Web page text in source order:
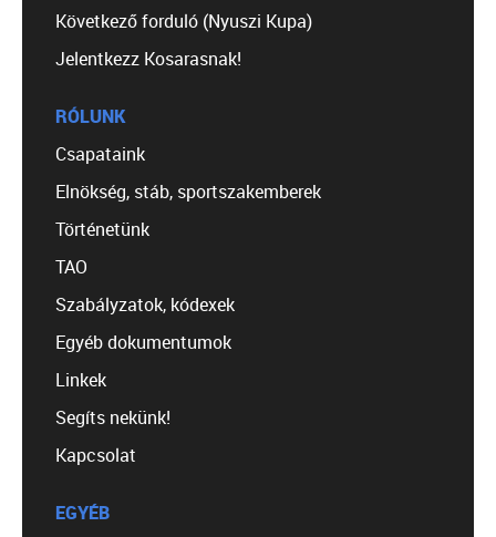
Következő forduló (Nyuszi Kupa)
Jelentkezz Kosarasnak!
RÓLUNK
Csapataink
Elnökség, stáb, sportszakemberek
Történetünk
TAO
Szabályzatok, kódexek
Egyéb dokumentumok
Linkek
Segíts nekünk!
Kapcsolat
EGYÉB